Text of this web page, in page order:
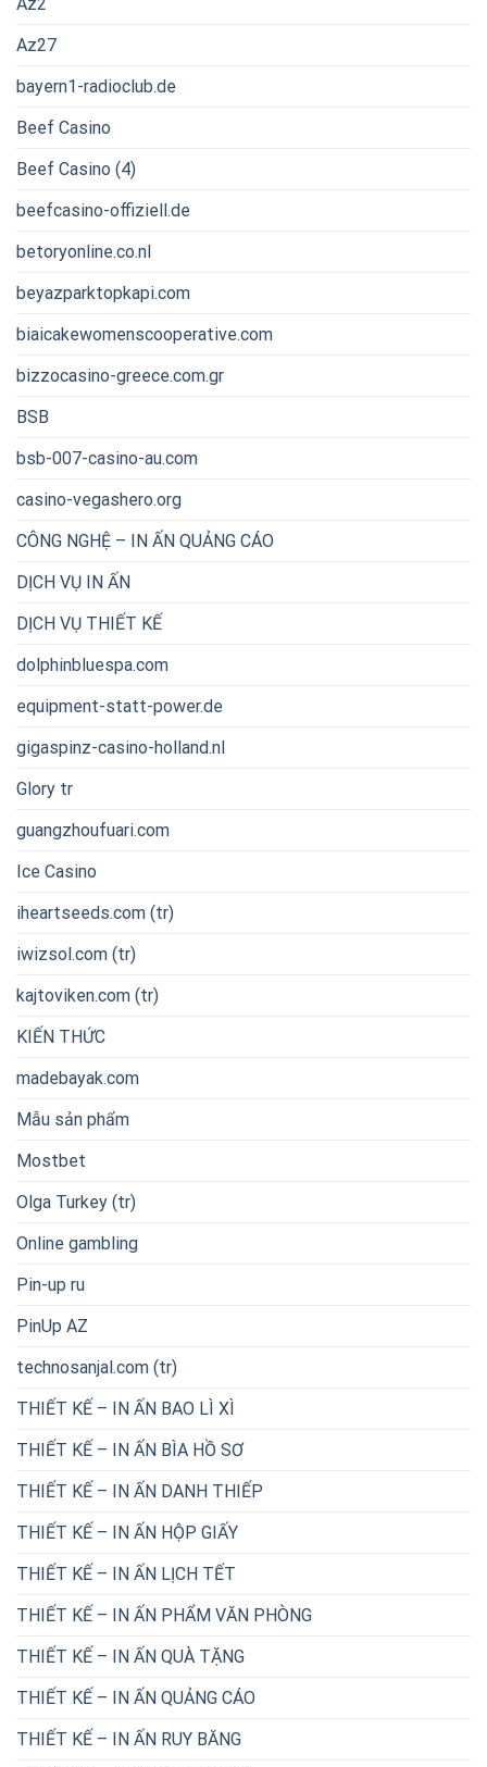
Az27
bayern1-radioclub.de
Beef Casino
Beef Casino (4)
beefcasino-offiziell.de
betoryonline.co.nl
beyazparktopkapi.com
biaicakewomenscooperative.com
bizzocasino-greece.com.gr
BSB
bsb-007-casino-au.com
casino-vegashero.org
CÔNG NGHỆ – IN ẤN QUẢNG CÁO
DỊCH VỤ IN ẤN
DỊCH VỤ THIẾT KẾ
dolphinbluespa.com
equipment-statt-power.de
gigaspinz-casino-holland.nl
Glory tr
guangzhoufuari.com
Ice Casino
iheartseeds.com (tr)
iwizsol.com (tr)
kajtoviken.com (tr)
KIẾN THỨC
madebayak.com
Mẫu sản phẩm
Mostbet
Olga Turkey (tr)
Online gambling
Pin-up ru
PinUp AZ
technosanjal.com (tr)
THIẾT KẾ – IN ẤN BAO LÌ XÌ
THIẾT KẾ – IN ẤN BÌA HỒ SƠ
THIẾT KẾ – IN ẤN DANH THIẾP
THIẾT KẾ – IN ẤN HỘP GIẤY
THIẾT KẾ – IN ẤN LỊCH TẾT
THIẾT KẾ – IN ẤN PHẨM VĂN PHÒNG
THIẾT KẾ – IN ẤN QUÀ TẶNG
THIẾT KẾ – IN ẤN QUẢNG CÁO
THIẾT KẾ – IN ẤN RUY BĂNG